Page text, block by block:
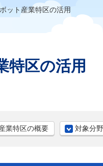
ット産業特区の活用
特区の活用
業特区の概要 対象分野